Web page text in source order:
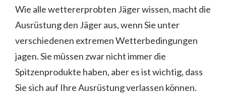
Wie alle wettererprobten Jäger wissen, macht die
Ausrüstung den Jäger aus, wenn Sie unter
verschiedenen extremen Wetterbedingungen
jagen. Sie müssen zwar nicht immer die
Spitzenprodukte haben, aber es ist wichtig, dass
Sie sich auf Ihre Ausrüstung verlassen können.